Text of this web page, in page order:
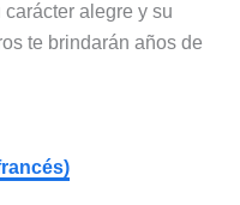
alegre y su
te brindarán años de